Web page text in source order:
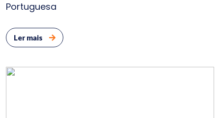
Portuguesa
Ler mais